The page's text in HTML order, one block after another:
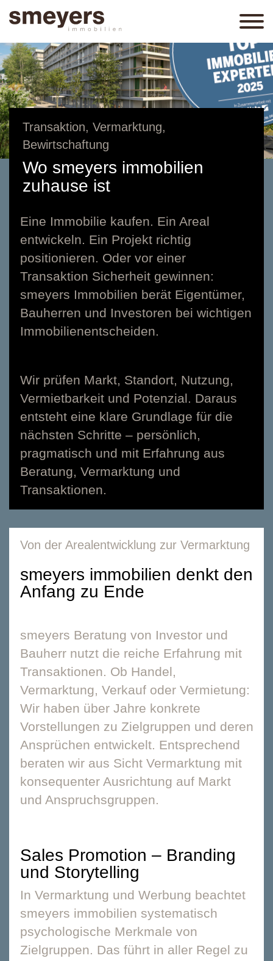
Transaktion, Vermarktung,
Bewirtschaftung
Wo smeyers immobilien
zuhause ist
Eine Immobilie kaufen. Ein Areal
entwickeln. Ein Projekt richtig
positionieren. Oder vor einer
Transaktion Sicherheit gewinnen:
smeyers Immobilien berät Eigentümer,
Bauherren und Investoren bei wichtigen
Immobilienentscheiden.
Wir prüfen Markt, Standort, Nutzung,
Vermietbarkeit und Potenzial. Daraus
entsteht eine klare Grundlage für die
nächsten Schritte – persönlich,
pragmatisch und mit Erfahrung aus
Beratung, Vermarktung und
Transaktionen.
Von der Arealentwicklung zur Vermarktung
smeyers immobilien denkt den
Anfang zu Ende
smeyers Beratung von Investor und
Bauherr nutzt die reiche Erfahrung mit
Transaktionen. Ob Handel,
Vermarktung, Verkauf oder Vermietung:
Wir haben über Jahre konkrete
Vorstellungen zu Zielgruppen und deren
Ansprüchen entwickelt. Entsprechend
beraten wir aus Sicht Vermarktung mit
konsequenter Ausrichtung auf Markt
und Anspruchsgruppen.
Sales Promotion – Branding
und Storytelling
In Vermarktung und Werbung beachtet
smeyers immobilien systematisch
psychologische Merkmale von
Zielgruppen. Das führt in aller Regel zu